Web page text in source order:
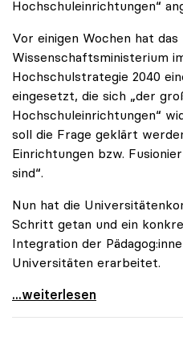
Hochschuleinrichtungen“
Vor einigen Wochen hat das
Wissenschaftsministerium
Hochschulstrategie 2040
eingesetzt, die sich „der
Hochschuleinrichtungen“
soll die Frage geklärt
Einrichtungen bzw.
sind“.
Nun hat die
Schritt getan und ein
Integration der
Universitäten erarbeitet.
Schools of Education an
...weiterlesen